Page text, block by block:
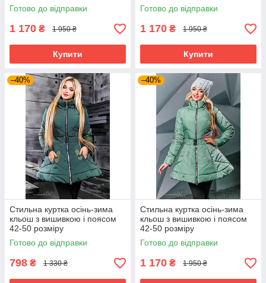
Готово до відправки
1 170 ₴ 1 950 ₴
Купити
Готово до відправки
1 170 ₴ 1 950 ₴
Купити
–40%
Стильна куртка осінь-зима
кльош з вишивкою і поясом
42-50 розміру
Готово до відправки
798 ₴ 1 330 ₴
–40%
Стильна куртка осінь-зима
кльош з вишивкою і поясом
42-50 розміру
Готово до відправки
1 170 ₴ 1 950 ₴